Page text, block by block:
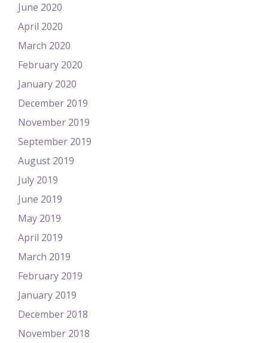
June 2020
April 2020
March 2020
February 2020
January 2020
December 2019
November 2019
September 2019
August 2019
July 2019
June 2019
May 2019
April 2019
March 2019
February 2019
January 2019
December 2018
November 2018